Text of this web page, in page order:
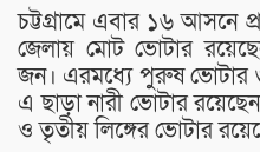
চট্টগ্রামে এবার ১৬ আসনে
জেলায় মোট ভোটার
জন। এরমধ্যে পুরুষ ভোটার
এ ছাড়া নারী ভোটার
ও তৃতীয় লিঙ্গের ভোটার